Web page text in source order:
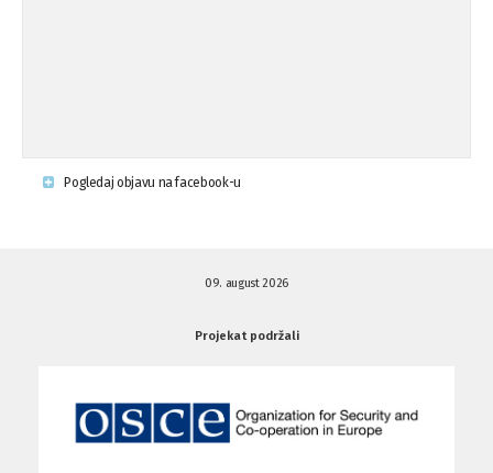
Pogledaj objavu na facebook-u
09. august 2026
Projekat podržali